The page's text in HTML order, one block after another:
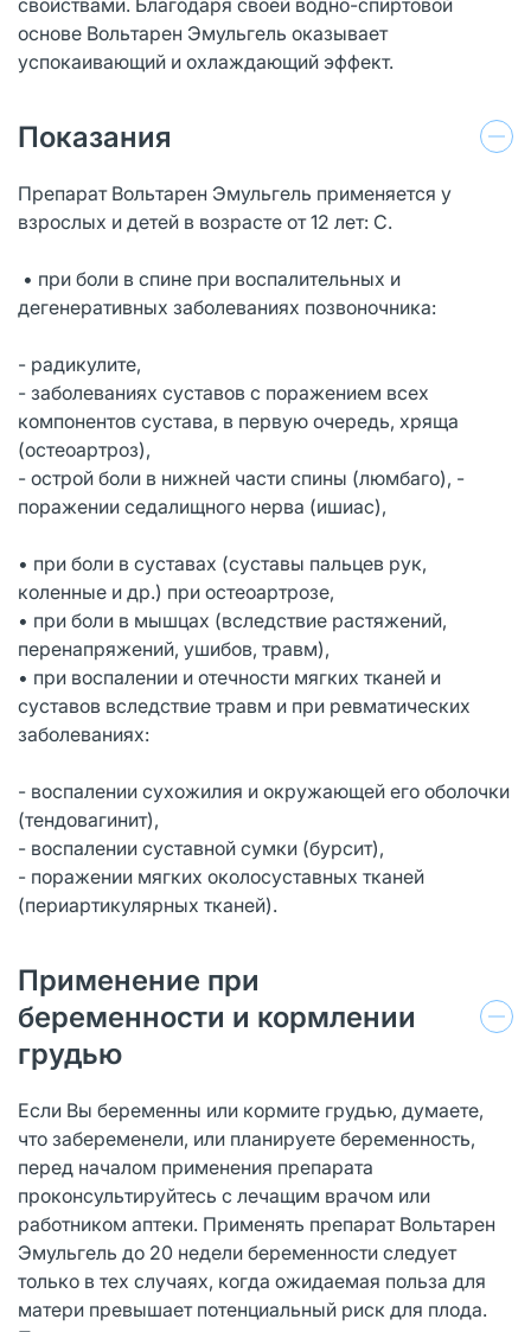
основе Вольтарен Эмульгель оказывает
успокаивающий и охлаждающий эффект.
Показания
Препарат Вольтарен Эмульгель применяется у
взрослых и детей в возрасте от 12 лет: С.
• при боли в спине при воспалительных и
дегенеративных заболеваниях позвоночника:
- радикулите,
- заболеваниях суставов с поражением всех
компонентов сустава, в первую очередь, хряща
(остеоартроз),
- острой боли в нижней части спины (люмбаго), -
поражении седалищного нерва (ишиас),
• при боли в суставах (суставы пальцев рук,
коленные и др.) при остеоартрозе,
• при боли в мышцах (вследствие растяжений,
перенапряжений, ушибов, травм),
• при воспалении и отечности мягких тканей и
суставов вследствие травм и при ревматических
заболеваниях:
- воспалении сухожилия и окружающей его оболочки
(тендовагинит),
- воспалении суставной сумки (бурсит),
- поражении мягких околосуставных тканей
(периартикулярных тканей).
Применение при
беременности и кормлении
грудью
Если Вы беременны или кормите грудью, думаете,
что забеременели, или планируете беременность,
перед началом применения препарата
проконсультируйтесь с лечащим врачом или
работником аптеки. Применять препарат Вольтарен
Эмульгель до 20 недели беременности следует
только в тех случаях, когда ожидаемая польза для
матери превышает потенциальный риск для плода.